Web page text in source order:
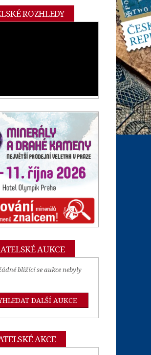
ROZHLEDY
AUKCE
blížící se aukce nebyly
DALŠÍ AUKCE
AKCE